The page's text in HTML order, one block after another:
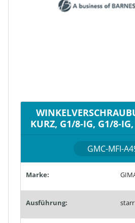
KURZ, G1/8-IG, G1/8-
GMC-MFI-
Marke:
Ausführung: starr